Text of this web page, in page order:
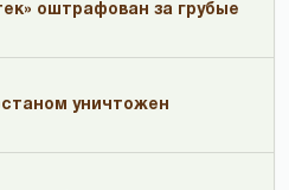
оштрафован за грубые
уничтожен